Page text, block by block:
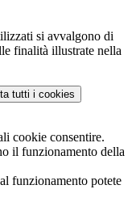
si avvalgono di
finalità illustrate nella
tutti i cookies
cookie consentire.
il funzionamento della
funzionamento potete